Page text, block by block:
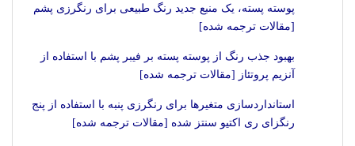
پوسته پسته، یک منبع جدید رنگ طبیعی برای رنگرزی پشم
[مقالات ترجمه شده]
بهبود جذب رنگ از پوسته پسته بر فیبر پشم با استفاده از
آنزیم پروتئاز [مقالات ترجمه شده]
استانداردسازی متغیرها برای رنگرزی پنبه با استفاده از پنج
رنگزای ری اکتیو سنتز شده [مقالات ترجمه شده]